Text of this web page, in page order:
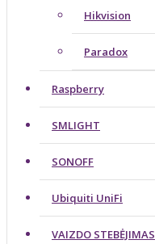
Hikvision
Paradox
Raspberry
SMLIGHT
SONOFF
Ubiquiti UniFi
VAIZDO STEBĖJIMAS